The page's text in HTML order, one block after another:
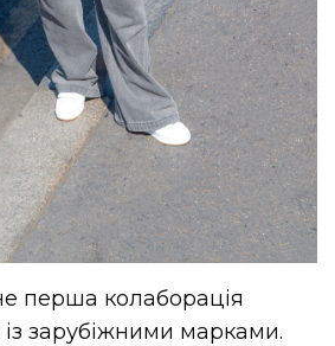
перша колаборація
зарубіжними марками.